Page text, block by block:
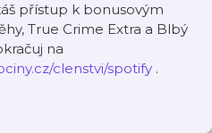
přístup k bonusovým
True Crime Extra a Blbý
na
clenstvi/spotify .